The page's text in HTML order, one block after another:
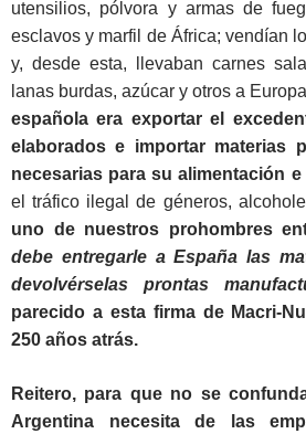
utensilios, pólvora y armas de
esclavos y marfil de África; vendían
y, desde esta, llevaban carnes
lanas burdas, azúcar y otros a
española era exportar el
elaborados e importar materias
necesarias para su alimentación
el tráfico ilegal de géneros,
uno de nuestros prohombres
debe entregarle a España las
devolvérselas prontas
parecido a esta firma de Macri-
250 años atrás.
Reitero, para que no se
Argentina necesita de las